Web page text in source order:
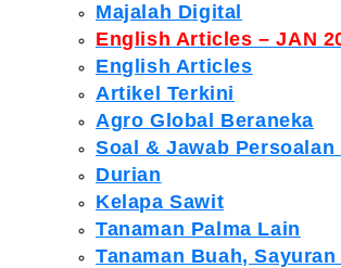
Majalah Digital
English Articles – JAN
English Articles
Artikel Terkini
Agro Global Beraneka
Soal & Jawab Persoalan
Durian
Kelapa Sawit
Tanaman Palma Lain
Tanaman Buah,